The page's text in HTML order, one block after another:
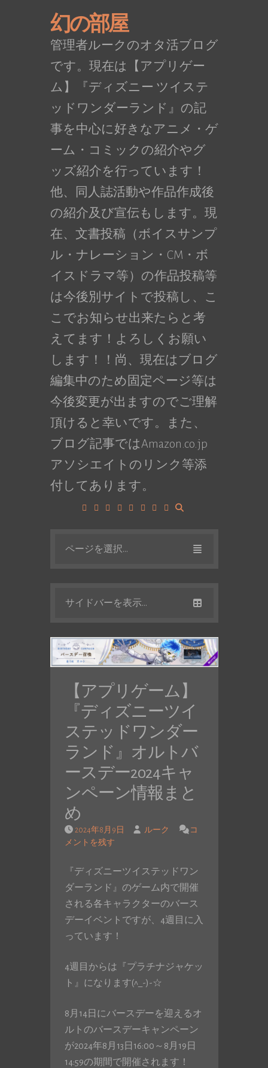
幻の部屋
管理者ルークのオタ活ブログ
です。現在は【アプリゲー
ム】『ディズニー ツイステ
ッドワンダーランド』の記
事を中心に好きなアニメ・ゲ
ーム・コミックの紹介やグ
ッズ紹介を行っています！
他、同人誌活動や作品作成後
の紹介及び宣伝もします。現
在、文書投稿（ボイスサンプ
ル・ナレーション・CM・ボ
イスドラマ等）の作品投稿等
は今後別サイトで投稿し、こ
こでお知らせ出来たらと考
えてます！よろしくお願い
します！！尚、現在はブログ
編集中のため固定ページ等は
今後変更が出ますのでご理解
頂けると幸いです。また、
ブログ記事ではAmazon.co.jp
アソシエイトのリンク等添
付してあります。
ページを選択...
サイドバーを表示...
【アプリゲーム】
『ディズニーツイ
ステッドワンダー
ランド』オルトバ
ースデー2024キャ
ンペーン情報まと
め
2024年8月9日 ルーク
コ
メントを残す
『ディズニーツイステッドワン
ダーランド』のゲーム内で開催
される各キャラクターのバース
デーイベントですが、4週目に入
っています！
4週目からは『プラチナジャケッ
ト』になります(^_-)-☆
8月14日にバースデーを迎えるオ
ルトのバースデーキャンペーン
が2024年8月13日16:00～8月19日
14:59の期間で開催されます！